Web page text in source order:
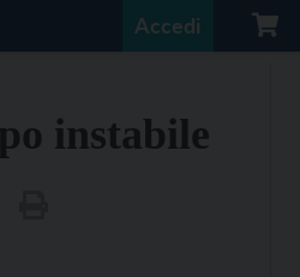
Accedi
instabile